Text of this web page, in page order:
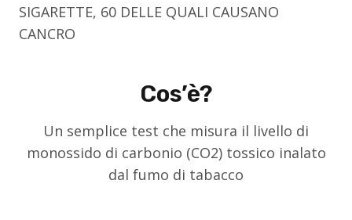
SIGARETTE, 60 DELLE QUALI CAUSANO
CANCRO
Cos’è?
Un semplice test che misura il livello di
monossido di carbonio (CO2) tossico inalato
dal fumo di tabacco